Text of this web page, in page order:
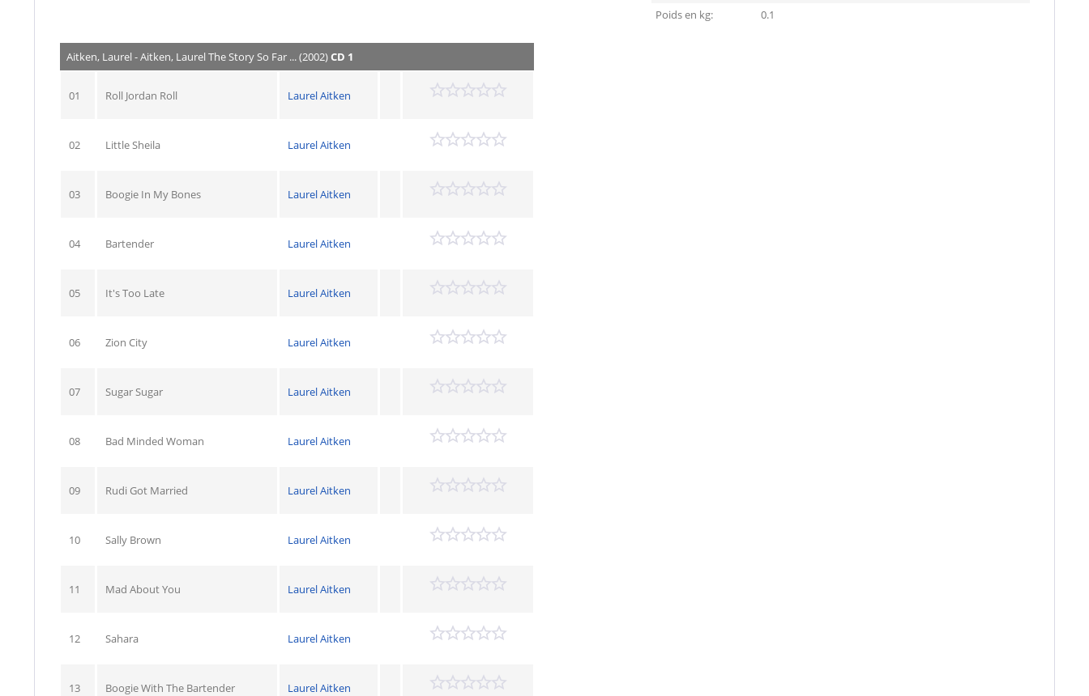
Poids en kg:
0.1
Aitken, Laurel - Aitken, Laurel The Story So Far ... (2002)CD 1
01 Roll Jordan Roll Laurel Aitken
02 Little Sheila Laurel Aitken
03 Boogie In My Bones Laurel Aitken
04 Bartender Laurel Aitken
05 It's Too Late Laurel Aitken
06 Zion City Laurel Aitken
07 Sugar Sugar Laurel Aitken
08 Bad Minded Woman Laurel Aitken
09 Rudi Got Married Laurel Aitken
10 Sally Brown Laurel Aitken
11 Mad About You Laurel Aitken
12 Sahara Laurel Aitken
13 Boogie With The Bartender Laurel Aitken